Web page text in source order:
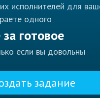
исполнителей для
одного
готовое
если вы довольны
задание